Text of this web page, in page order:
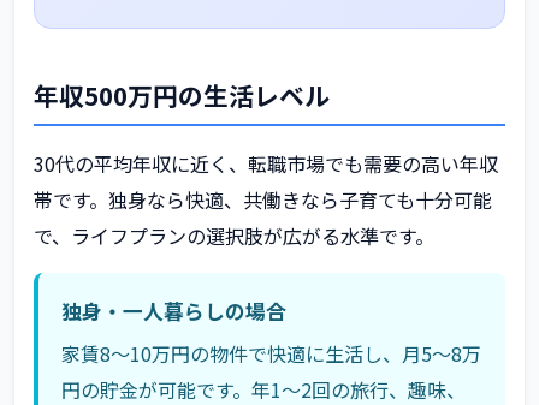
年収500万円の生活レベル
30代の平均年収に近く、転職市場でも需要の高い年収
帯です。独身なら快適、共働きなら子育ても十分可能
で、ライフプランの選択肢が広がる水準です。
独身・一人暮らしの場合
家賃8〜10万円の物件で快適に生活し、月5〜8万
円の貯金が可能です。年1〜2回の旅行、趣味、